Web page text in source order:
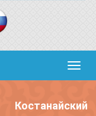
Костанайский